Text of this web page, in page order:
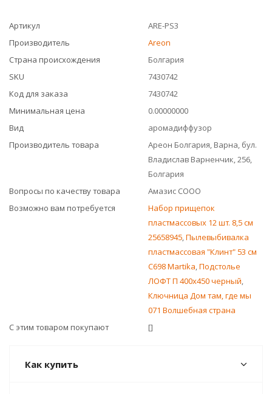
Артикул
ARE-PS3
Производитель
Areon
Страна происхождения
Болгария
SKU
7430742
Код для заказа
7430742
Минимальная цена
0.00000000
Вид
аромадиффузор
Производитель товара
Ареон Болгария, Варна, бул.
Владислав Варненчик, 256,
Болгария
Вопросы по качеству товара
Амазис СООО
Возможно вам потребуется
Набор прищепок
пластмассовых 12 шт. 8,5 см
25658945,Пылевыбивалка
пластмассовая "Клинт" 53 см
С698 Martika,Подстолье
ЛОФТ П 400x450 черный,
Ключница Дом там, где мы
071 Волшебная страна
С этим товаром покупают
[]
Как купить